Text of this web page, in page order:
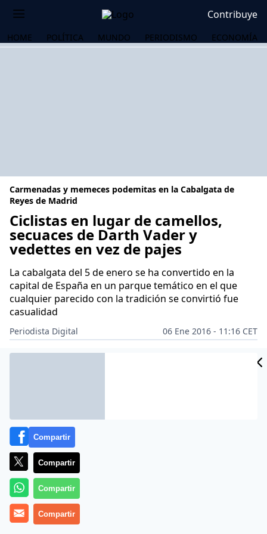
Contribuye
HOME POLÍTICA MUNDO PERIODISMO ECONOMÍA
Carmenadas y memeces podemitas en la Cabalgata de
Reyes de Madrid
Ciclistas en lugar de camellos,
secuaces de Darth Vader y
vedettes en vez de pajes
La cabalgata del 5 de enero se ha convertido en la
capital de España en un parque temático en el que
cualquier parecido con la tradición se convirtió fue
casualidad
Periodista Digital
06 Ene 2016 - 11:16 CET
Archivado en: AHORA MADRID
Compartir
Compartir
Compartir
Compartir